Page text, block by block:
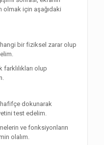
olmak için aşağıdaki
bir fiziksel zarar olup
olup
hafifçe dokunarak
test edelim.
ve fonksiyonların
olalım.